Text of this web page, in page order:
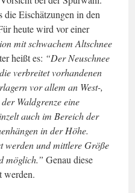
die Eischätzungen in den
heute wird vor einer
mit schwachem Altschnee
heißt es: “Der Neuschnee
verbreitet vorhandenen
vor allem an West-,
Waldgrenze eine
auch im Bereich der
in der Höhe.
werden und mittlere Größe
möglich.” Genau diese
werden.